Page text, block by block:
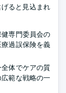
ると見込まれ
専門委員会の
過誤保険を義
体でケアの質
範な戦略の一